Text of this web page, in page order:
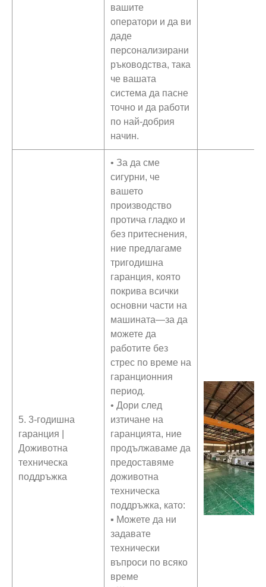
вашите
оператори и да ви
даде
персонализирани
ръководства, така
че вашата
система да пасне
точно и да работи
по най-добрия
начин.
5. 3-годишна
гаранция |
Доживотна
техническа
поддръжка
• За да сме
сигурни, че
вашето
производство
протича гладко и
без притеснения,
ние предлагаме
тригодишна
гаранция, която
покрива всички
основни части на
машината—за да
можете да
работите без
стрес по време на
гаранционния
период.
• Дори след
изтичане на
гаранцията, ние
продължаваме да
предоставяме
доживотна
техническа
поддръжка, като:
▪ Можете да ни
задавате
технически
въпроси по всяко
време